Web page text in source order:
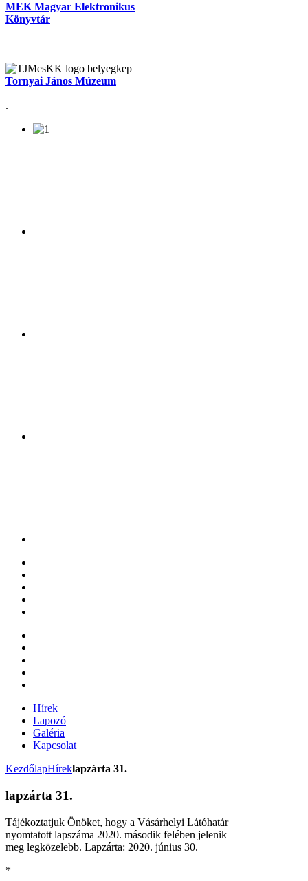
MEK Magyar Elektronikus
Könyvtár
Tornyai János Múzeum
.
Hírek
Lapozó
Galéria
Kapcsolat
KezdőlapHíreklapzárta 31.
lapzárta 31.
Tájékoztatjuk Önöket, hogy a Vásárhelyi Látóhatár
nyomtatott lapszáma 2020. második felében jelenik
meg legközelebb. Lapzárta: 2020. június 30.
*